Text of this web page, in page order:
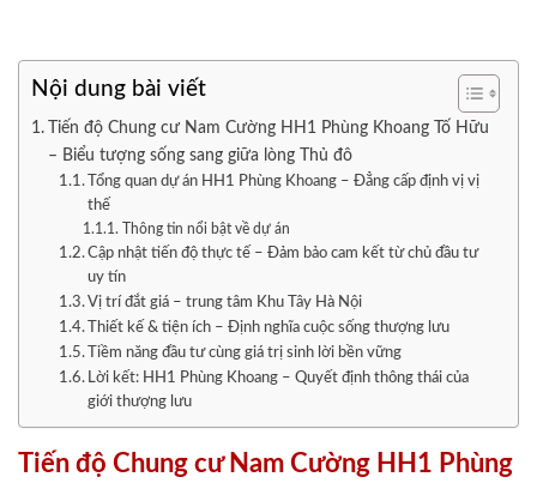
Nội dung bài viết
Tiến độ Chung cư Nam Cường HH1 Phùng Khoang Tố Hữu
– Biểu tượng sống sang giữa lòng Thủ đô
Tổng quan dự án HH1 Phùng Khoang – Đẳng cấp định vị vị
thế
Thông tin nổi bật về dự án
Cập nhật tiến độ thực tế – Đảm bảo cam kết từ chủ đầu tư
uy tín
Vị trí đắt giá – trung tâm Khu Tây Hà Nội
Thiết kế & tiện ích – Định nghĩa cuộc sống thượng lưu
Tiềm năng đầu tư cùng giá trị sinh lời bền vững
Lời kết: HH1 Phùng Khoang – Quyết định thông thái của
giới thượng lưu
Tiến độ Chung cư Nam Cường HH1 Phùng